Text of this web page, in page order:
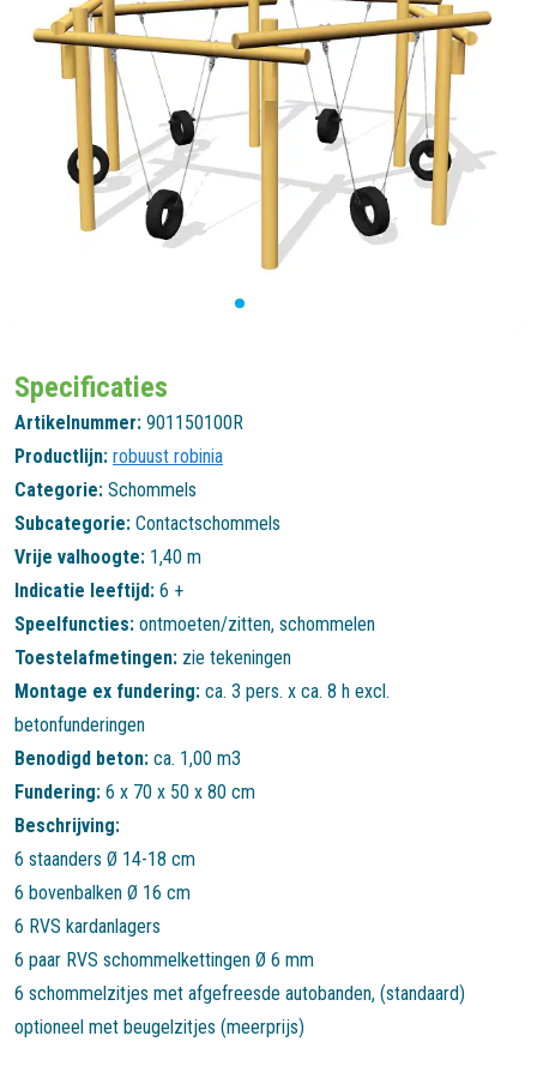
Specificaties
Artikelnummer: 901150100R
Productlijn: robuust robinia
Categorie: Schommels
Subcategorie: Contactschommels
Vrije valhoogte: 1,40 m
Indicatie leeftijd: 6 +
Speelfuncties: ontmoeten/zitten, schommelen
Toestelafmetingen: zie tekeningen
Montage ex fundering: ca. 3 pers. x ca. 8 h excl.
betonfunderingen
Benodigd beton: ca. 1,00 m3
Fundering: 6 x 70 x 50 x 80 cm
Beschrijving:
6 staanders Ø 14-18 cm
6 bovenbalken Ø 16 cm
6 RVS kardanlagers
6 paar RVS schommelkettingen Ø 6 mm
6 schommelzitjes met afgefreesde autobanden, (standaard)
optioneel met beugelzitjes (meerprijs)